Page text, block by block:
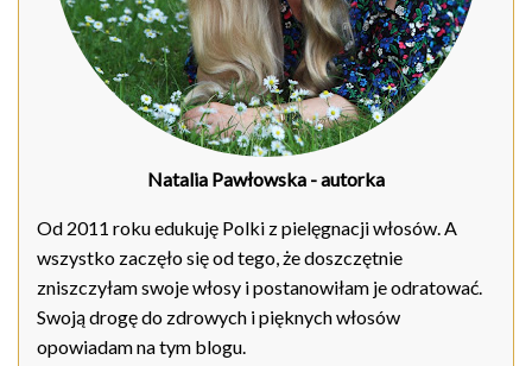
Natalia Pawłowska - autorka
Od 2011 roku edukuję Polki z pielęgnacji włosów. A
wszystko zaczęło się od tego, że doszczętnie
zniszczyłam swoje włosy i postanowiłam je odratować.
Swoją drogę do zdrowych i pięknych włosów
opowiadam na tym blogu.